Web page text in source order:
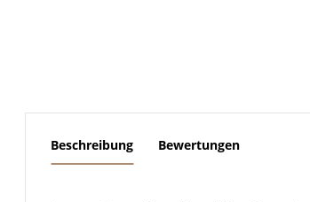
Beschreibung Bewertungen